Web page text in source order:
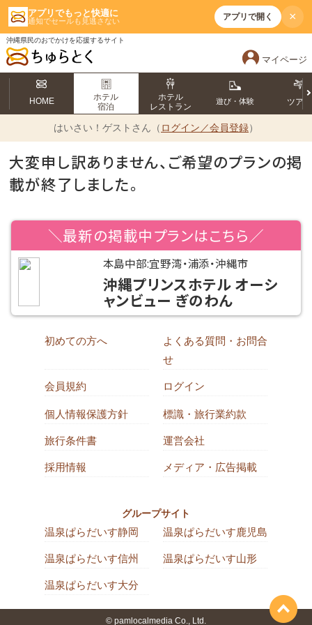
アプリでもっと快適に
通知でセールも見逃さない アプリで開く ×
沖縄県民のおでかけを応援するサイト
マイページ
HOME
ホテル
宿泊
ホテル
レストラン
遊び・体験 ツアー
はいさい！ ゲストさん（ ログイン／会員登録）
大変申し訳ありません、ご希望のプランの掲
載が終了しました。
＼最新の掲載中プランはこちら／
本島中部:宜野湾・浦添・沖縄市
沖縄プリンスホテル オーシ
ャンビュー ぎのわん
初めての方へ
よくある質問・お問合
せ
会員規約 ログイン
個人情報保護方針 標識・旅行業約款
旅行条件書 運営会社
採用情報 メディア・広告掲載
グループサイト
温泉ぱらだいす静岡 温泉ぱらだいす鹿児島
温泉ぱらだいす信州 温泉ぱらだいす山形
温泉ぱらだいす大分
© pamlocalmedia Co., Ltd.